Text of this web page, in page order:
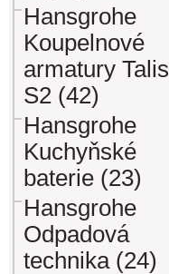
Hansgrohe
Koupelnové
armatury Talis
S2 (42)
Hansgrohe
Kuchyňské
baterie (23)
Hansgrohe
Odpadová
technika (24)